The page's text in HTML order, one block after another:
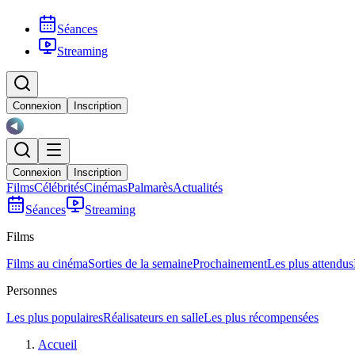
Séances
Streaming
Connexion Inscription
Connexion Inscription
FilmsCélébritésCinémasPalmarèsActualités
Séances
Streaming
Films
Films au cinémaSorties de la semaineProchainementLes plus attendus
Personnes
Les plus populairesRéalisateurs en salleLes plus récompensées
Accueil